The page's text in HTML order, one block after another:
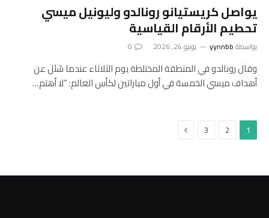
يواصل كريستيانو رونالدو وليونيل ميسي
تحطيم الأرقام القياسية
بواسطةyynnbb يونيو 24, 2026 0
وقال رونالدو في المنطقة المختلطة يوم الثلاثاء عندما سُئل عن
أهداف ميسي الخمسة في أول مباراتين لكأس العالم: “لا أهتم…
1
2
3 التالي